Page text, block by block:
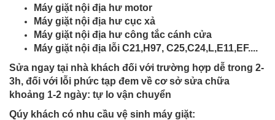
Máy giặt nội địa hư motor
Máy giặt nội địa hư cục xả
Máy giặt nội địa hư công tắc cánh cửa
Máy giặt nội địa lỗi C21,H97, C25,C24,L,E11,EF....
Sửa ngay tại nhà khách đối với trường hợp dễ trong 2-
3h, đối với lỗi phức tạp đem về cơ sở sửa chữa
khoảng 1-2 ngày: tự lo vận chuyển
Qúy khách có nhu cầu vệ sinh máy giặt: